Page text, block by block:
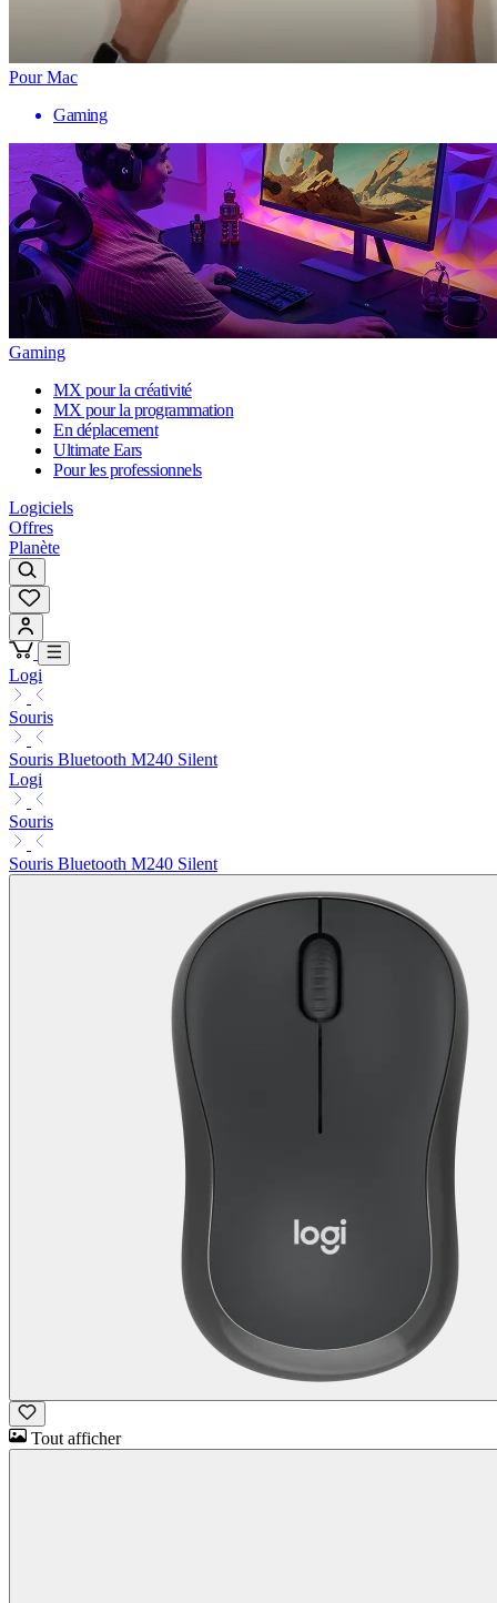
Pour Mac
Gaming
Gaming
MX pour la créativité
MX pour la programmation
En déplacement
Ultimate Ears
Pour les professionnels
Logiciels
Offres
Planète
Logi
Souris
Souris Bluetooth M240 Silent
Logi
Souris
Souris Bluetooth M240 Silent
Tout afficher